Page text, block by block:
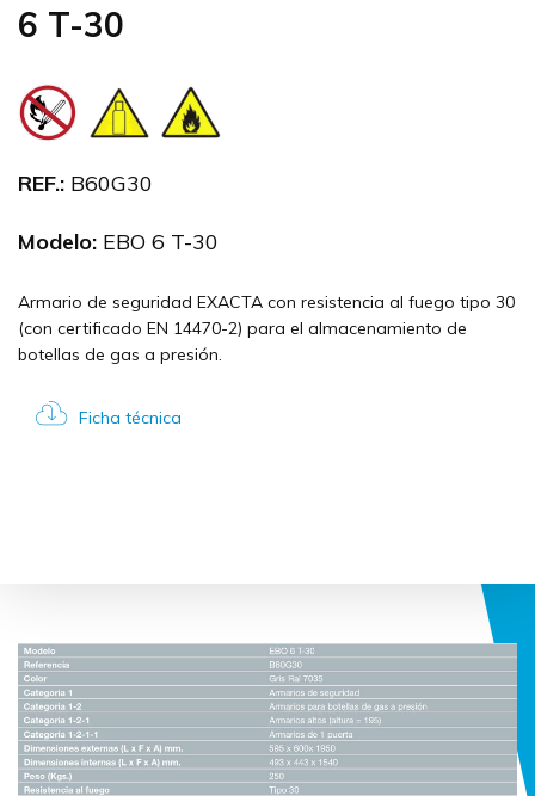
6 T-30
REF.: B60G30
Modelo: EBO 6 T-30
Armario de seguridad EXACTA con resistencia al fuego tipo 30
(con certificado EN 14470-2) para el almacenamiento de
botellas de gas a presión.
Ficha técnica